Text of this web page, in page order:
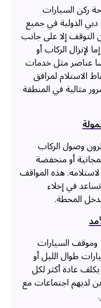
ركن السيارات
الدولية في جميع
التوقف إلا على جانب
عن 15 دقيقة إما لإنزال الركاب أو
عناصر مثل خدمات
الاستلام لمرافق
مثالية في المنطقة
وصول الركاب
أو منخفضة
هذه المواقف
في إخلاء
المحطة.
السيارات
طوال الليل أو
عادة أكثر لكل
لديهم اجتماعات مع